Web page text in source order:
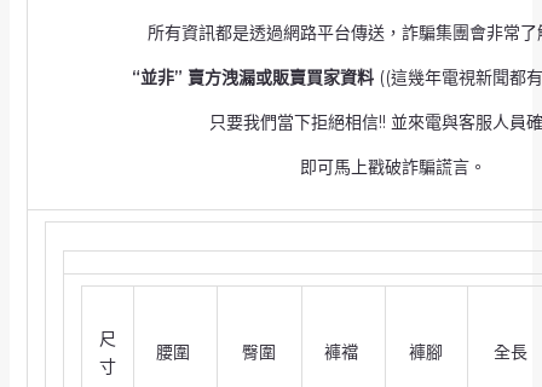
所有資訊都是透過網路平台傳送，詐騙集團會非常
“並非” 賣方洩漏或販賣買家資料 ((這幾年電視新聞都
只要我們當下拒絕相信!! 並來電與客服人員
即可馬上戳破詐騙謊言。
尺
寸
腰圍 臀圍 褲襠 褲腳 全長